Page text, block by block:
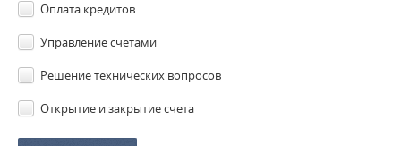
Оплата кредитов
Управление счетами
Решение технических вопросов
Открытие и закрытие счета